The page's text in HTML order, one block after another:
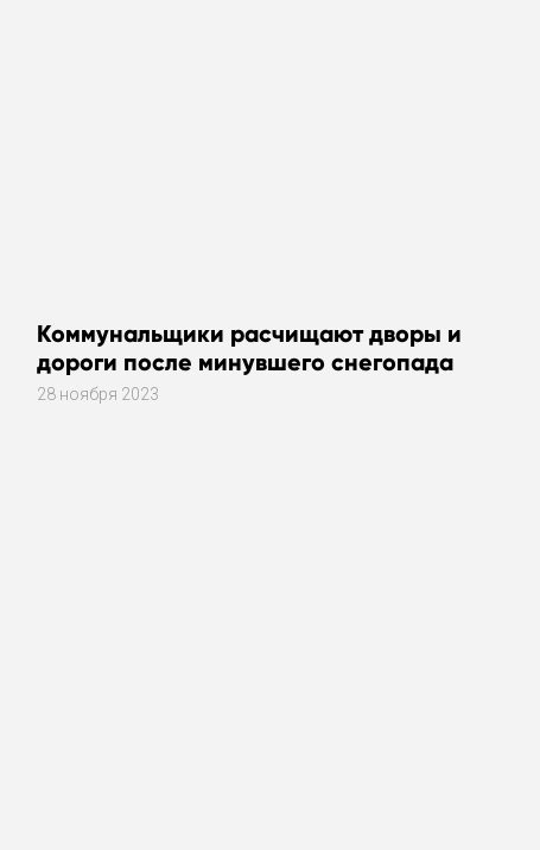
Коммунальщики расчищают дворы и
дороги после минувшего снегопада
28 ноября 2023